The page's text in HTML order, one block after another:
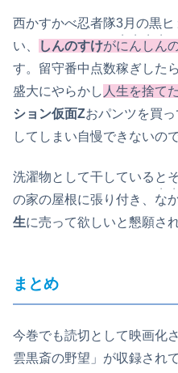
西かすかべ忍者隊3月の黒ヒ
い、
しんのすけがにんしん
・・・・
す。留守番中点数稼ぎした
盛大にやらかし 人生を捨て
ション仮面Zおパンツを買
してしまい自慢できないの
洗濯物として干していると
の家の屋根に張り付き、 な
・
生に売って欲しいと懇願さ
まとめ
今巻でも読切として映画化
雲黒斎の野望」が収録され